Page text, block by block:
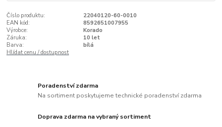
Číslo produktu:
22040120-60-0010
EAN kód:
8592651007955
Výrobce:
Korado
Záruka:
10 let
Barva:
bílá
Hlídat cenu / dostupnost
Poradenství zdarma
Na sortiment poskytujeme technické poradenství zdarma
Doprava zdarma na vybraný sortiment